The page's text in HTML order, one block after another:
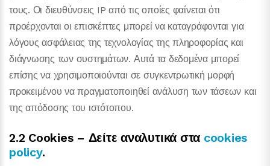
τους. Οι διευθύνσεις IP από τις οποίες φαίνεται ότι
προέρχονται οι επισκέπτες μπορεί να καταγράφονται για
λόγους ασφάλειας της τεχνολογίας της πληροφορίας και
διάγνωσης των συστημάτων. Αυτά τα δεδομένα μπορεί
επίσης να χρησιμοποιούνται σε συγκεντρωτική μορφή
προκειμένου να πραγματοποιηθεί ανάλυση των τάσεων και
της απόδοσης του ιστότοπου.
2.2 Cookies – Δείτε αναλυτικά στα cookies
policy.